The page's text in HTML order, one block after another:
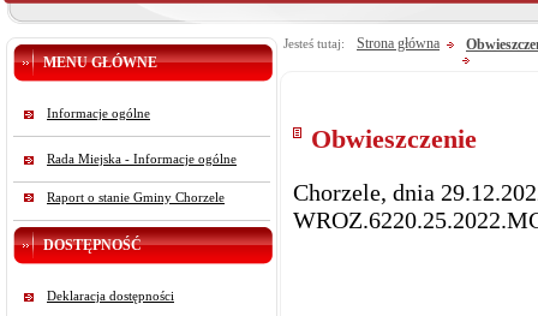
MENU GŁÓWNE
Informacje ogólne
Rada Miejska - Informacje ogólne
Raport o stanie Gminy Chorzele
DOSTĘPNOŚĆ
Deklaracja dostępności
Jesteś tutaj: Strona główna
Obwieszczenie
Chorzele, dnia